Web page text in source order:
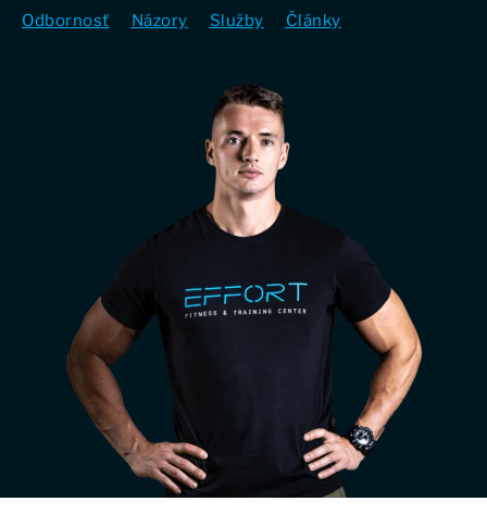
Odbornosť Názory Služby Články